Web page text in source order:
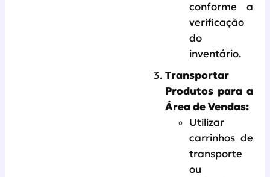
conforme a
verificação
do
inventário.
Transportar
Produtos para a
Área de Vendas:
Utilizar
carrinhos de
transporte
ou